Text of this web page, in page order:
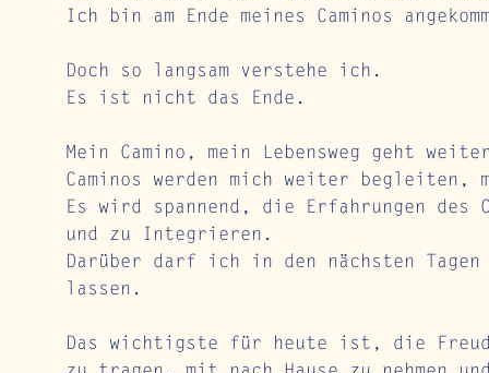
Ich bin am Ende meines Caminos
Doch so langsam verstehe ich.
Es ist nicht das Ende.
Mein Camino, mein Lebensweg geht
Caminos werden mich weiter begleiten,
Es wird spannend, die Erfahrungen des
und zu Integrieren.
Darüber darf ich in den nächsten
lassen.
Das wichtigste für heute ist, die